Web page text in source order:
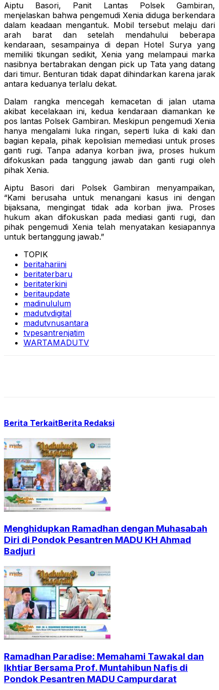
Aiptu Basori, Panit Lantas Polsek Gambiran,
menjelaskan bahwa pengemudi Xenia diduga berkendara
dalam keadaan mengantuk. Mobil tersebut melaju dari
arah barat dan setelah mendahului beberapa
kendaraan, sesampainya di depan Hotel Surya yang
memiliki tikungan sedikit, Xenia yang melampaui marka
nasibnya bertabrakan dengan pick up Tata yang datang
dari timur. Benturan tidak dapat dihindarkan karena jarak
antara keduanya terlalu dekat.
Dalam rangka mencegah kemacetan di jalan utama
akibat kecelakaan ini, kedua kendaraan diamankan ke
pos lantas Polsek Gambiran. Meskipun pengemudi Xenia
hanya mengalami luka ringan, seperti luka di kaki dan
bagian kepala, pihak kepolisian memediasi untuk proses
ganti rugi. Tanpa adanya korban jiwa, proses hukum
difokuskan pada tanggung jawab dan ganti rugi oleh
pihak Xenia.
Aiptu Basori dari Polsek Gambiran menyampaikan,
“Kami berusaha untuk menangani kasus ini dengan
bijaksana, mengingat tidak ada korban jiwa. Proses
hukum akan difokuskan pada mediasi ganti rugi, dan
pihak pengemudi Xenia telah menyatakan kesiapannya
untuk bertanggung jawab.”
TOPIK
beritahariini
beritaterbaru
beritaterkini
beritaupdate
madinululum
madutvdigital
madutvnusantara
tvpesantrenjatim
WARTAMADUTV
Berita TerkaitBerita Redaksi
Menghidupkan Ramadhan dengan Muhasabah
Diri di Pondok Pesantren MADU KH Ahmad
Badjuri
Ramadhan Paradise: Memahami Tawakal dan
Ikhtiar Bersama Prof. Muntahibun Nafis di
Pondok Pesantren MADU Campurdarat